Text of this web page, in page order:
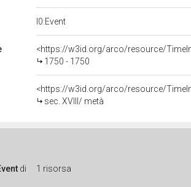
l0:Event
<https://w3id.org/arco/resource/
1750 - 1750
<https://w3id.org/arco/resource/
sec. XVIII/ metà
di 1 risorsa